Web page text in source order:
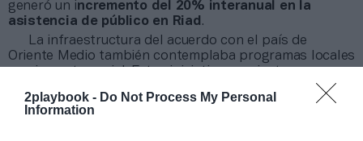
2playbook - Do Not Process My Personal
Information
generó un incremento del 20% interanual en la
asistencia de público en Riad .
La infraestructura del acuerdo con el país de
Oriente Medio también contemplaba programas locales
alcanzaron a más de 30.000 personas en la región,
sumando talleres para entrenadoras de tenis,
formación específica para docentes de educación física